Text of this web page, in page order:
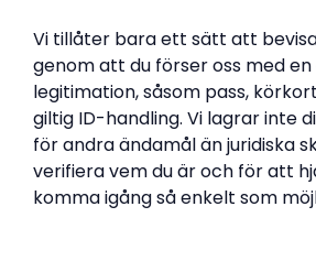
Vi tillåter bara ett sätt att
genom att du förser oss med en
legitimation, såsom pass,
giltig ID-handling. Vi lagrar inte
för andra ändamål än juridiska
verifiera vem du är och för att
komma igång så enkelt som